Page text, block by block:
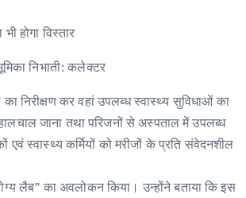
होगा विस्तार
निभाती: कलेक्टर
निरीक्षण कर वहां उपलब्ध स्वास्थ्य सुविधाओं का
जाना तथा परिजनों से अस्पताल में उपलब्ध
स्वास्थ्य कर्मियों को मरीजों के प्रति संवेदनशील
लैब” का अवलोकन किया। उन्होंने बताया कि इस